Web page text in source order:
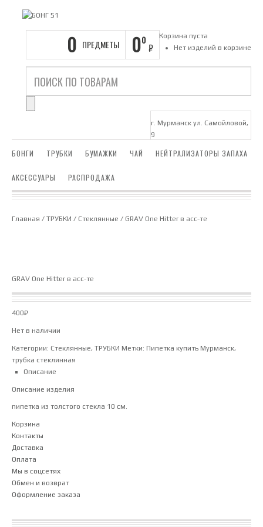
0 ПРЕДМЕТЫ 00
₽
Корзина пуста
Нет изделий в корзине
г. Мурманск ул. Самойловой,
9
БОНГИ ТРУБКИ БУМАЖКИ ЧАЙ НЕЙТРАЛИЗАТОРЫ ЗАПАХА
АКСЕССУАРЫ РАСПРОДАЖА
Главная / ТРУБКИ / Стеклянные / GRAV One Hitter в асс-те
GRAV One Hitter в асс-те
400₽
Нет в наличии
Категории: Стеклянные, ТРУБКИ Метки: Пипетка купить Мурманск,
трубка стеклянная
Описание
Описание изделия
пипетка из толстого стекла 10 см.
Корзина
Контакты
Доставка
Оплата
Мы в соцсетях
Обмен и возврат
Оформление заказа